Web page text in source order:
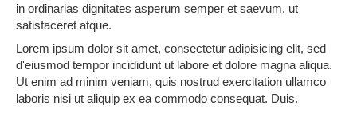
in ordinarias dignitates asperum semper et saevum, ut
satisfaceret atque.
Lorem ipsum dolor sit amet, consectetur adipisicing elit, sed
d'eiusmod tempor incididunt ut labore et dolore magna aliqua.
Ut enim ad minim veniam, quis nostrud exercitation ullamco
laboris nisi ut aliquip ex ea commodo consequat. Duis.